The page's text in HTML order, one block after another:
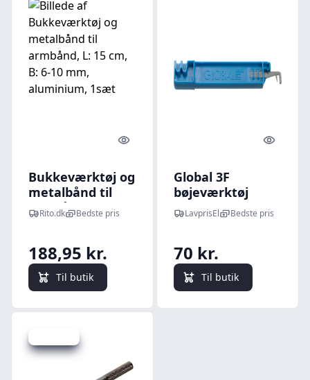
Quick look
Bukkeværktøj og
metalbånd til
armbånd, L: 15
cm, B: 6-10 mm,
Rito.dk Bedste pris
188,95 kr.
Til butik
Quick
Global 3F
bøjeværktøj
LavprisEl Bedste pris
70 kr.
Til butik